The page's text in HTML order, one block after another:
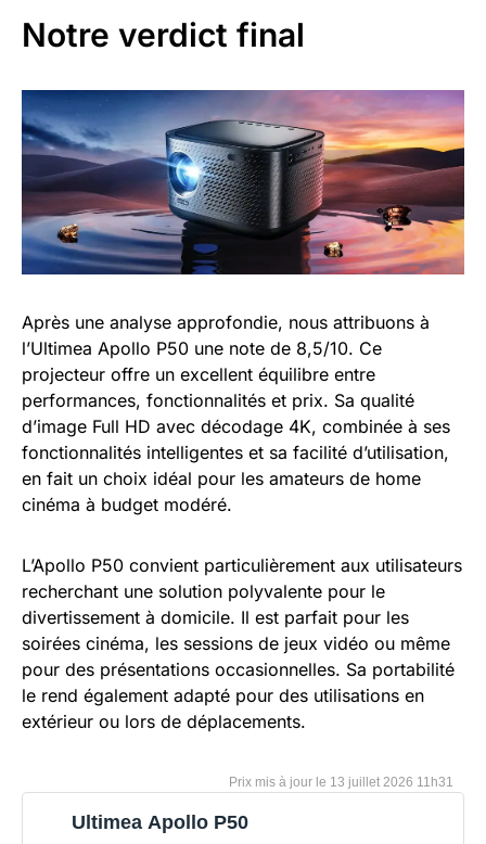
Notre verdict final
Après une analyse approfondie, nous attribuons à
l’Ultimea Apollo P50 une note de 8,5/10. Ce
projecteur offre un excellent équilibre entre
performances, fonctionnalités et prix. Sa qualité
d’image Full HD avec décodage 4K, combinée à ses
fonctionnalités intelligentes et sa facilité d’utilisation,
en fait un choix idéal pour les amateurs de home
cinéma à budget modéré.
L’Apollo P50 convient particulièrement aux utilisateurs
recherchant une solution polyvalente pour le
divertissement à domicile. Il est parfait pour les
soirées cinéma, les sessions de jeux vidéo ou même
pour des présentations occasionnelles. Sa portabilité
le rend également adapté pour des utilisations en
extérieur ou lors de déplacements.
13 juillet 2026 11h31
Ultimea Apollo P50